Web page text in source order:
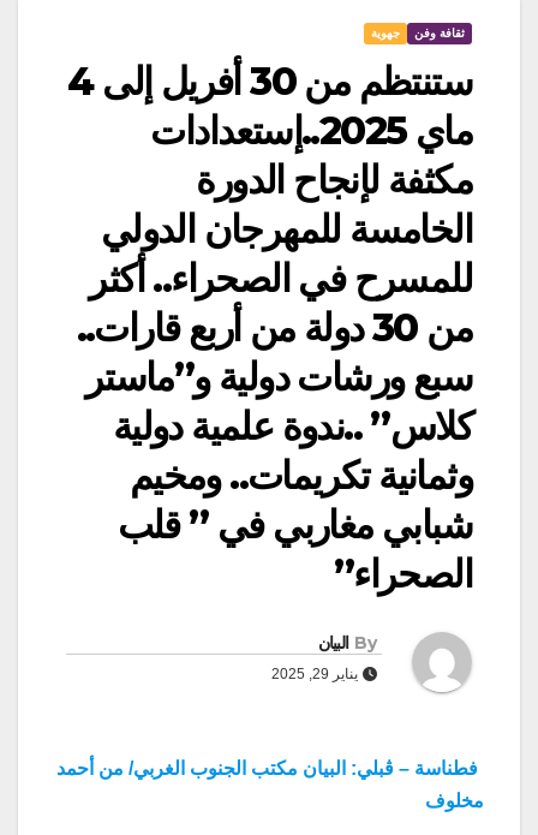
ثقافة وفن جهوية
ستنتظم من 30 أفريل إلى 4
ماي 2025..إستعدادات
مكثفة لإنجاح الدورة
الخامسة للمهرجان الدولي
للمسرح في الصحراء.. أكثر
من 30 دولة من أربع قارات..
سبع ورشات دولية و”ماستر
كلاس” ..ندوة علمية دولية
وثمانية تكريمات.. ومخيم
شبابي مغاربي في ” قلب
الصحراء”
By البيان
يناير 29, 2025
فطناسة – ڨبلي: البيان مكتب الجنوب الغربي/ من أحمد
مخلوف